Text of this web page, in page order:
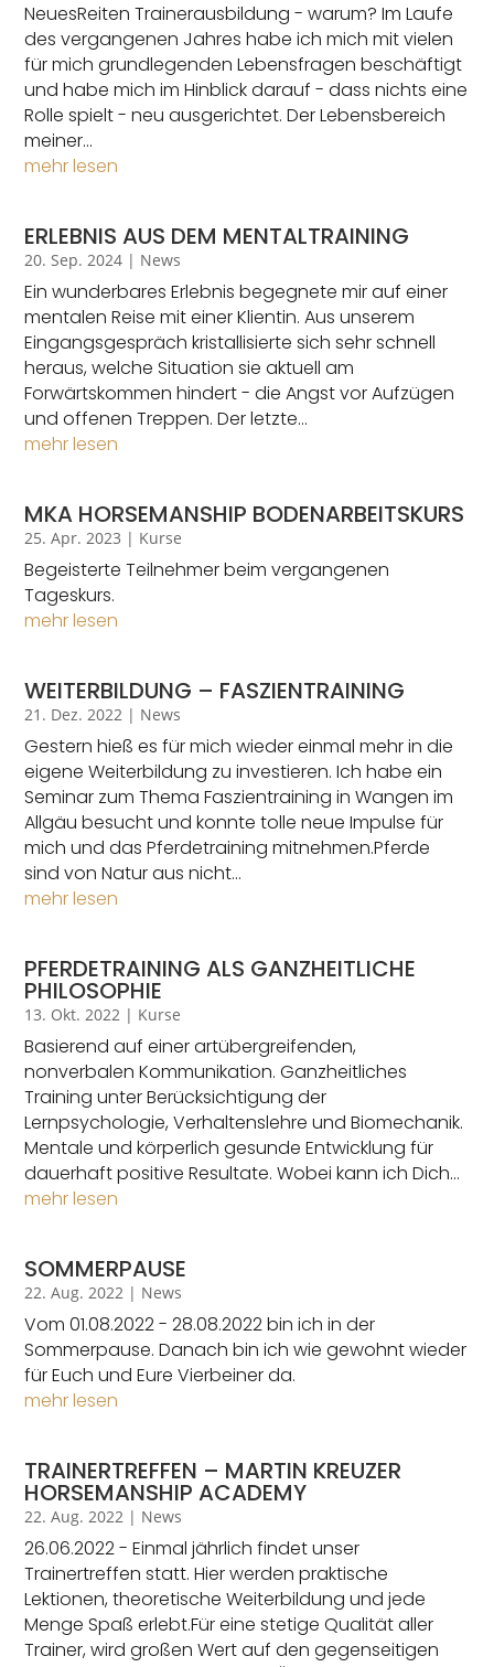
NeuesReiten Trainerausbildung - warum? Im Laufe
des vergangenen Jahres habe ich mich mit vielen
für mich grundlegenden Lebensfragen beschäftigt
und habe mich im Hinblick darauf - dass nichts eine
Rolle spielt - neu ausgerichtet. Der Lebensbereich
meiner...
mehr lesen
ERLEBNIS AUS DEM MENTALTRAINING
20. Sep. 2024 | News
Ein wunderbares Erlebnis begegnete mir auf einer
mentalen Reise mit einer Klientin. Aus unserem
Eingangsgespräch kristallisierte sich sehr schnell
heraus, welche Situation sie aktuell am
Forwärtskommen hindert - die Angst vor Aufzügen
und offenen Treppen. Der letzte...
mehr lesen
MKA HORSEMANSHIP BODENARBEITSKURS
25. Apr. 2023 | Kurse
Begeisterte Teilnehmer beim vergangenen
Tageskurs.
mehr lesen
WEITERBILDUNG – FASZIENTRAINING
21. Dez. 2022 | News
Gestern hieß es für mich wieder einmal mehr in die
eigene Weiterbildung zu investieren. Ich habe ein
Seminar zum Thema Faszientraining in Wangen im
Allgäu besucht und konnte tolle neue Impulse für
mich und das Pferdetraining mitnehmen.Pferde
sind von Natur aus nicht...
mehr lesen
PFERDETRAINING ALS GANZHEITLICHE
PHILOSOPHIE
13. Okt. 2022 | Kurse
Basierend auf einer artübergreifenden,
nonverbalen Kommunikation. Ganzheitliches
Training unter Berücksichtigung der
Lernpsychologie, Verhaltenslehre und Biomechanik.
Mentale und körperlich gesunde Entwicklung für
dauerhaft positive Resultate. Wobei kann ich Dich...
mehr lesen
SOMMERPAUSE
22. Aug. 2022 | News
Vom 01.08.2022 - 28.08.2022 bin ich in der
Sommerpause. Danach bin ich wie gewohnt wieder
für Euch und Eure Vierbeiner da.
mehr lesen
TRAINERTREFFEN – MARTIN KREUZER
HORSEMANSHIP ACADEMY
22. Aug. 2022 | News
26.06.2022 - Einmal jährlich findet unser
Trainertreffen statt. Hier werden praktische
Lektionen, theoretische Weiterbildung und jede
Menge Spaß erlebt.Für eine stetige Qualität aller
Trainer, wird großen Wert auf den gegenseitigen